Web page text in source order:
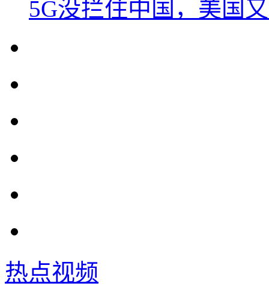
5G没拦住中国，美国
热点视频